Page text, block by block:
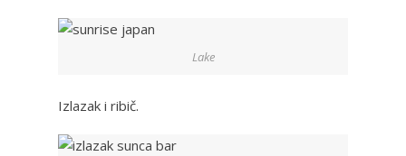
Lake
Izlazak i ribič.